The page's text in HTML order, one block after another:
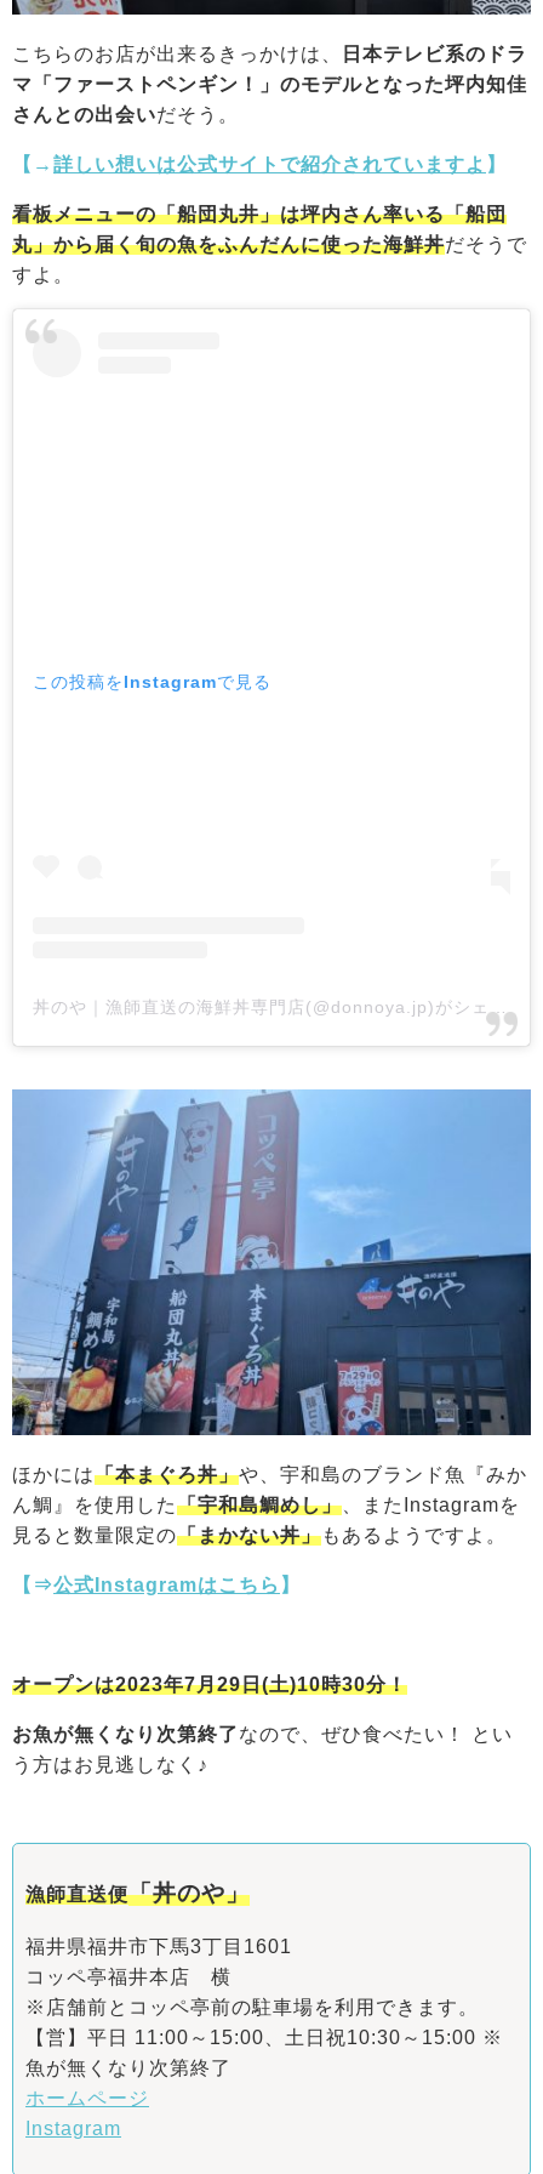
こちらのお店が出来るきっかけは、
日本テレビ系のドラ
マ「ファーストペンギン！」のモデルとなった坪内知佳
さんとの出会いだそう。
【→ 詳しい想いは公式サイトで紹介されていますよ 】
看板メニューの「船団丸井」は坪内さん率いる「船団
丸」から届く旬の魚をふんだんに使った海鮮丼だそうで
すよ。
この投稿をInstagramで見る
ほかには「本まぐろ丼」や、宇和島のブランド魚『みか
ん鯛』を使用した「宇和島鯛めし」 、またInstagramを
見ると数量限定の「まかない丼」もあるようですよ。
【⇒公式Instagramはこちら 】
オープンは2023年7月29日(土)10時30分！
お魚が無くなり次第終了なので、ぜひ食べたい！ とい
う方はお見逃しなく♪
漁師直送便「丼のや」
福井県福井市下馬3丁目1601
コッペ亭福井本店 横
※店舗前とコッペ亭前の駐車場を利用できます。
【営】平日 11:00～15:00、土日祝10:30～15:00 ※
魚が無くなり次第終了
ホームページ
Instagram